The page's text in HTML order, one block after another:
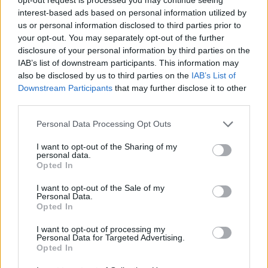
interest-based ads based on personal information utilized by
us or personal information disclosed to third parties prior to
your opt-out. You may separately opt-out of the further
disclosure of your personal information by third parties on the
IAB’s list of downstream participants. This information may
also be disclosed by us to third parties on the IAB’s List of
Downstream Participants that may further disclose it to other
Personal Data Processing Opt Outs
I want to opt-out of the Sharing of my
personal data.
Opted In
I want to opt-out of the Sale of my
Personal Data.
Opted In
I want to opt-out of processing my
Personal Data for Targeted Advertising.
Opted In
αισθανόμαστε ακόμη και με κλειστά μάτια.Ένα
διασκεδαστικό παιχνίδι χρωματοθεραπείας, με
σκοπό να φέρει το άτομο πιο κοντά στον εαυτό του
και να απελευθερώσει όλα όσα το κρατάνε από το
να εκφράζει τη μοναδικότητά του με τον πιο
forward thinking τρόπο.
Μαζί μας ηOPI, ένα brand που “μιλά τη γλώσσα των
χρωμάτων” και που αποτελεί σημαντικό παράγοντα
μας με τέλεια άκρα. Είμαστε των άκρων. Πιο
συγκεκριμένα, των άψογων άκρων. Μαζί μας θα
ανακαλύψεις και εσύ, αυτή την πλευρά του εαυτού
To workshop δεν σταματά εδώ!
Τρία pop up beauty corners σε περιμένουν για να σου